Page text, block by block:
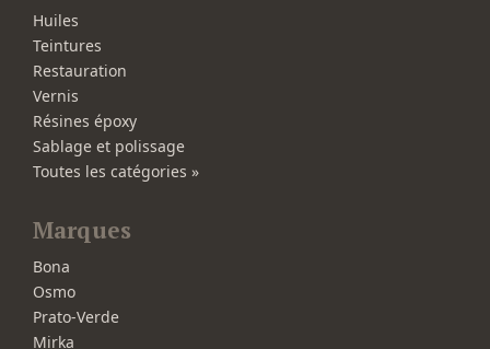
Huiles
Teintures
Restauration
Vernis
Résines époxy
Sablage et polissage
Toutes les catégories »
Marques
Bona
Osmo
Prato-Verde
Mirka